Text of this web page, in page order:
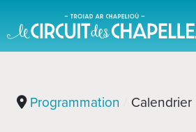
Programmation Calendrier